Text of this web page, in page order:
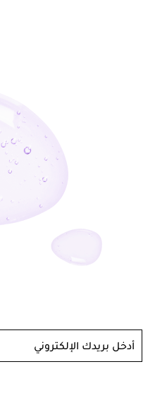
أدخل بريدك الإلكتروني